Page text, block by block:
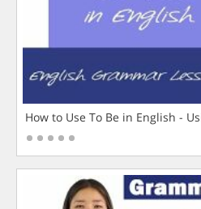
How to Use To Be in English -